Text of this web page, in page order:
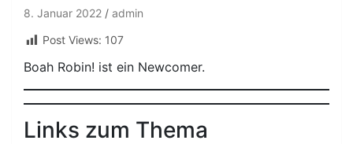
8. Januar 2022
admin
Post Views: 107
Boah Robin! ist ein Newcomer.
Links zum Thema